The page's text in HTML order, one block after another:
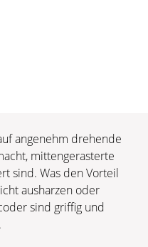
angenehm drehende
mittengerasterte
sind. Was den Vorteil
ausharzen oder
sind griffig und